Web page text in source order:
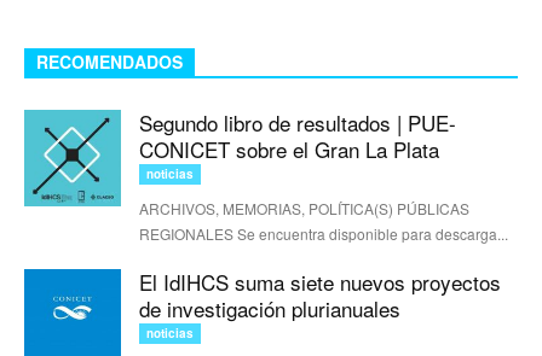
RECOMENDADOS
Segundo libro de resultados | PUE-
CONICET sobre el Gran La Plata
noticias
ARCHIVOS, MEMORIAS, POLÍTICA(S) PÚBLICAS
REGIONALES Se encuentra disponible para descarga...
El IdIHCS suma siete nuevos proyectos
de investigación plurianuales
noticias